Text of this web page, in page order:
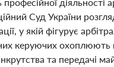
Суд України
у якій фігурує
керуючих охоплюють
та передачі